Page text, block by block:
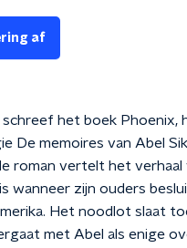
af
schreef het boek Phoenix,
De memoires van Abel
roman vertelt het verhaal
wanneer zijn ouders
Het noodlot slaat
met Abel als enige